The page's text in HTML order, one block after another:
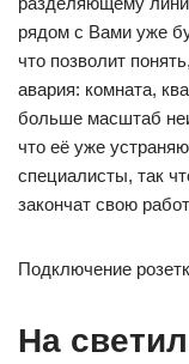
рядом с Вами уже
что позволит
авария: комната,
больше масштаб
что её уже
специалисты, так
закончат свою
Подключение
На